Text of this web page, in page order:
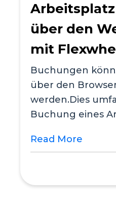
über den
mit
Buchungen
über den
werden.Dies
Buchung eines
Read More